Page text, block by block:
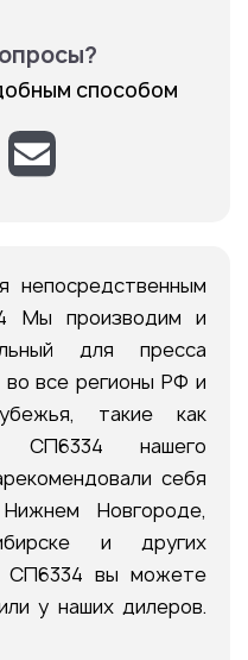
способом
непосредственным
Мы производим и
для пресса
во все регионы РФ и
такие как
СП6334 нашего
себя
Новгороде,
и других
СП6334 вы можете
у наших дилеров.